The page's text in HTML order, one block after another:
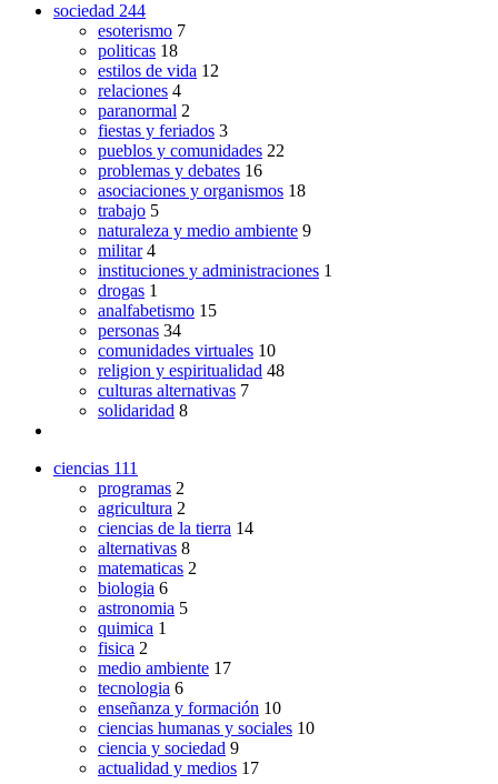
sociedad 244
esoterismo 7
politicas 18
estilos de vida 12
relaciones 4
paranormal 2
fiestas y feriados 3
pueblos y comunidades 22
problemas y debates 16
asociaciones y organismos 18
trabajo 5
naturaleza y medio ambiente 9
militar 4
instituciones y administraciones 1
drogas 1
analfabetismo 15
personas 34
comunidades virtuales 10
religion y espiritualidad 48
culturas alternativas 7
solidaridad 8
ciencias 111
programas 2
agricultura 2
ciencias de la tierra 14
alternativas 8
matematicas 2
biologia 6
astronomia 5
quimica 1
fisica 2
medio ambiente 17
tecnologia 6
enseñanza y formación 10
ciencias humanas y sociales 10
ciencia y sociedad 9
actualidad y medios 17